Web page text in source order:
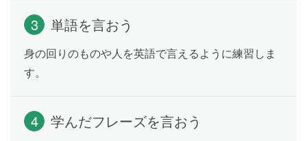
Lesson 26 誕生日にほしいものを伝えよう
3 単語を言おう
身の回りのものや人を英語で言えるように練習しま
す。
4 学んだフレーズを言おう